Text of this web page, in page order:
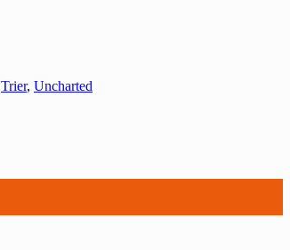
Trier, Uncharted